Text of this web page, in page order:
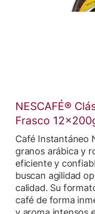
NESCAFÉ®
Frasco
Café Instantáneo
granos arábica y
eficiente y
buscan agilidad
calidad. Su
café de forma